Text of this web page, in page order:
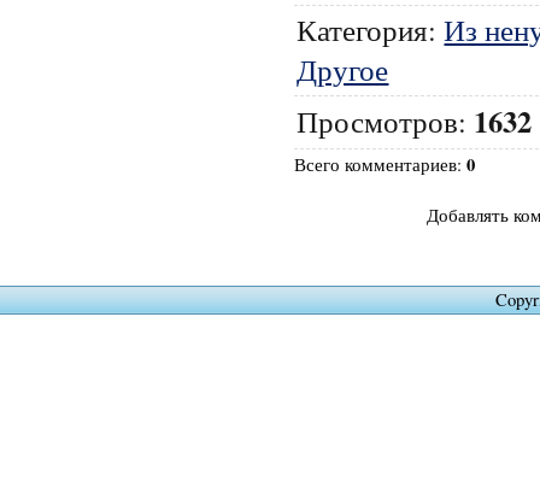
Категория:Из
Другое
Просмотров: 1632
Всего комментариев:0
Добавлять